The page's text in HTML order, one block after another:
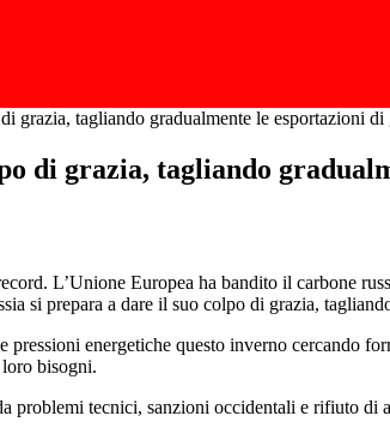
grazia, tagliando gradualmente le esportazioni di
di grazia, tagliando
L’Unione Europea ha bandito il carbone
si prepara a dare il suo colpo di grazia,
energetiche questo inverno cercando
bisogni.
problemi tecnici, sanzioni occidentali e rifiuto